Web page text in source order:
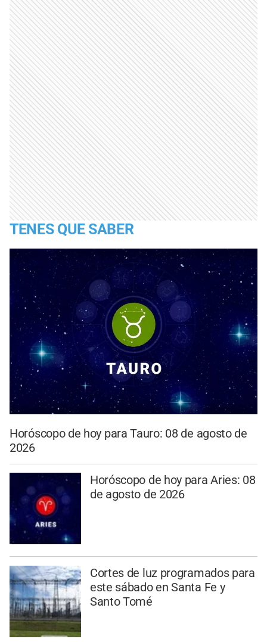
TENES QUE SABER
Horóscopo de hoy para Tauro: 08 de agosto de
2026
Horóscopo de hoy para Aries: 08
de agosto de 2026
Cortes de luz programados para
este sábado en Santa Fe y
Santo Tomé